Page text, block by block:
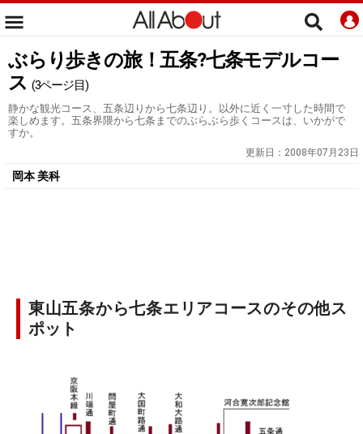
ぶらり歩きの旅！五条?七条モデルコー
ス (3ページ目)
静かな観光コース、五条辺りから七条辺り。以外に近く一寸した時間で
楽しめます。五条界隈から七条までのぶらぶら歩くコースは、いかがで
すか。
更新日： 2008年07月23日
岡本 美科
東山五条から七条エリアコースのその他ス
ポット